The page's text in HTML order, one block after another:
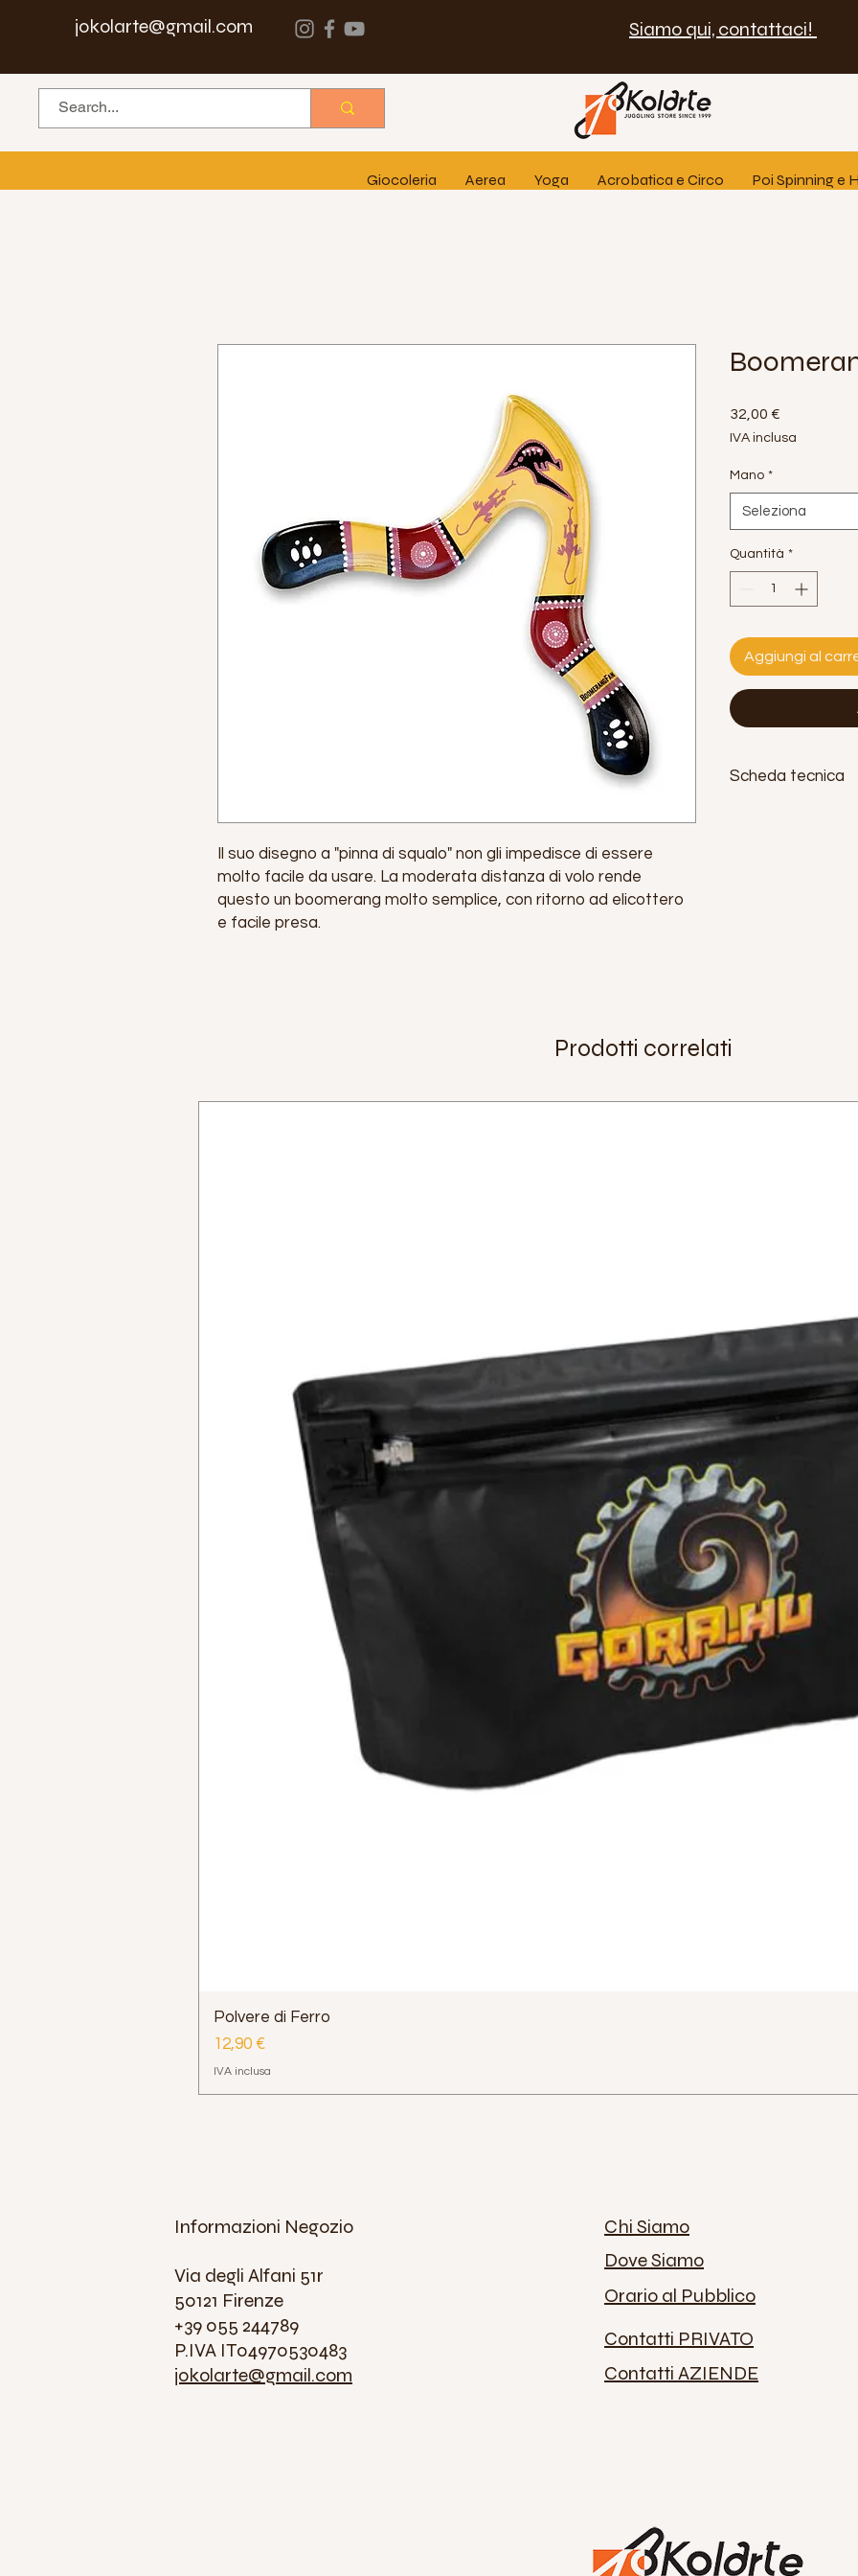
jokolarte@gmail.com Siamo qui, contattaci!
Giocoleria Aerea Yoga Acrobatica e Circo Poi Spinning e
Il suo disegno a "pinna di squalo" non gli impedisce di essere
molto facile da usare. La moderata distanza di volo rende
questo un boomerang molto semplice, con ritorno ad elicottero
e facile presa.
32,00 €
IVA inclusa
Mano *
Seleziona
Quantità *
Aggiungi al
Scheda tecnica
Prodotti correlati
Polvere di Ferro
Prezzo
12,90 €
IVA inclusa
Informazioni Negozio
Via degli Alfani 51r
50121 Firenze
+39 055 244789
P.IVA IT04970530483
jokolarte@gmail.com
Chi Siamo
Dove Siamo
Orario al Pubblico
Contatti PRIVATO
Contatti AZIENDE